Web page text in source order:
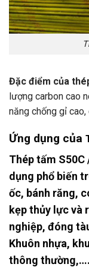
Đặc điểm của
lượng carbon cao
năng chống gỉ
Ứng dụng của
Thép tấm
dụng phổ biến
ốc, bánh răng,
kẹp thủy lực và
nghiệp, đóng
Khuôn nhựa,
thông thường,….